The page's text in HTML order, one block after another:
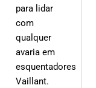
para lidar
com
qualquer
avaria em
esquentadores
Vaillant.